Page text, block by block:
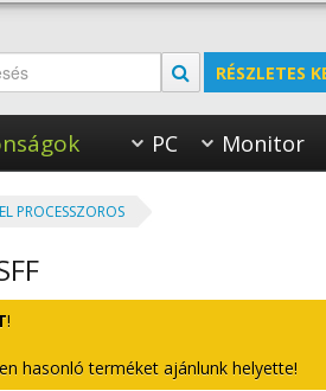
RÉSZLETES
PC Monitor
PROCESSZOROS
!
hasonló terméket ajánlunk helyette!